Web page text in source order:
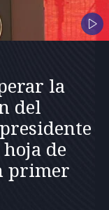
la
del
de
primer